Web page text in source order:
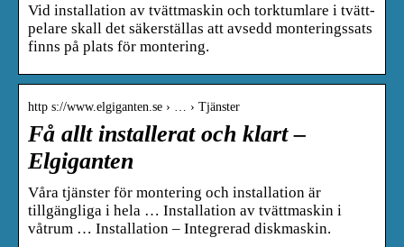
Vid installation av tvättmaskin och torktumlare i tvätt-
pelare skall det säkerställas att avsedd monteringssats
finns på plats för montering.
http s://www.elgiganten.se › … › Tjänster
Få allt installerat och klart –
Elgiganten
Våra tjänster för montering och installation är
tillgängliga i hela … Installation av tvättmaskin i
våtrum … Installation – Integrerad diskmaskin.